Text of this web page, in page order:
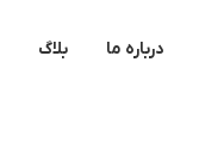
درباره ما بلاگ